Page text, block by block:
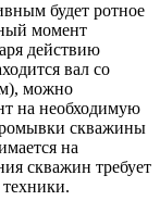
будет ротное
момент
действию
вал со
можно
на необходимую
скважины
на
скважин требует